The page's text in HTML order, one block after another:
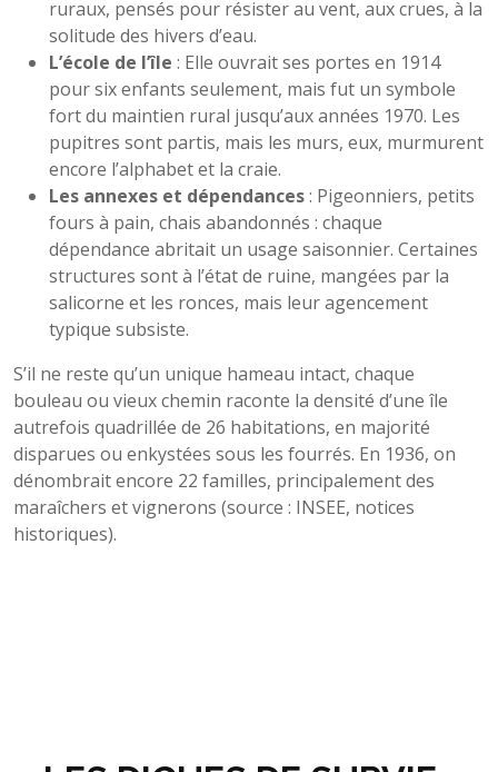
ruraux, pensés pour résister au vent, aux crues, à la
solitude des hivers d’eau.
L’école de l’île : Elle ouvrait ses portes en 1914
pour six enfants seulement, mais fut un symbole
fort du maintien rural jusqu’aux années 1970. Les
pupitres sont partis, mais les murs, eux, murmurent
encore l’alphabet et la craie.
Les annexes et dépendances: Pigeonniers, petits
fours à pain, chais abandonnés : chaque
dépendance abritait un usage saisonnier. Certaines
structures sont à l’état de ruine, mangées par la
salicorne et les ronces, mais leur agencement
typique subsiste.
S’il ne reste qu’un unique hameau intact, chaque
bouleau ou vieux chemin raconte la densité d’une île
autrefois quadrillée de 26 habitations, en majorité
disparues ou enkystées sous les fourrés. En 1936, on
dénombrait encore 22 familles, principalement des
maraîchers et vignerons (source : INSEE, notices
historiques).